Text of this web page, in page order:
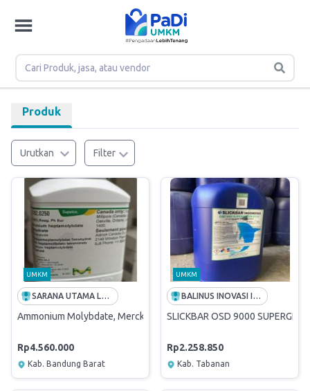
Produk
Urutkan Filter
UMKM
SARANA UTAMA LABSAINS
Ammonium Molybdate, Merck ,kemasan 250 gram
Rp4.560.000
Kab. Bandung Barat
UMKM
BALINUS INOVASI INDONESIA
SLICKBAR OSD 9000
Rp2.258.850
Kab. Tabanan